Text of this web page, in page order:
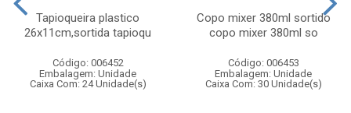
Tapioqueira plastico
26x11cm,sortida tapioqu
Código: 006452
Embalagem: Unidade
Caixa Com: 24 Unidade(s)
Copo mixer 380ml sortido
copo mixer 380ml so
Código: 006453
Embalagem: Unidade
Caixa Com: 30 Unidade(s)